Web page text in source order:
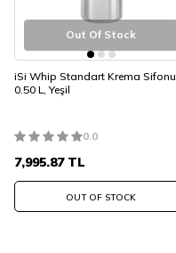
Out Of Stock
iSi Whip Standart Krema Sifonu,
0.50 L, Yeşil
0.0
7,995.87TL
OUT OF STOCK